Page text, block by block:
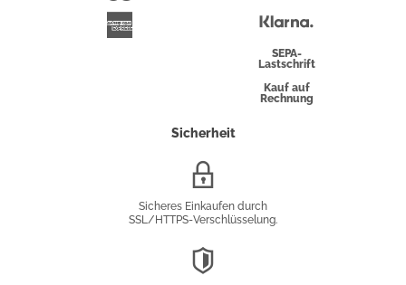
Überweisung
SEPA-
Lastschrift
Kauf auf
Rechnung
Sicherheit
Sicheres Einkaufen durch
SSL/HTTPS-Verschlüsselung.